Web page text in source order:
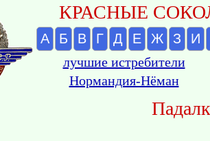
КРАСНЫЕ
А Б В Г Д Е Ж З И
лучшие истребители
Нормандия-Нёман